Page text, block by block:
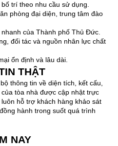
trí theo nhu cầu sử dụng.
phòng đại diện, trung tâm đào
của Thành phố Thủ Đức.
đối tác và nguồn nhân lực chất
ổn định và lâu dài.
THẬT
thông tin về diện tích, kết cấu,
tòa nhà được cập nhật trực
hỗ trợ khách hàng khảo sát
hành trong suốt quá trình
NAY